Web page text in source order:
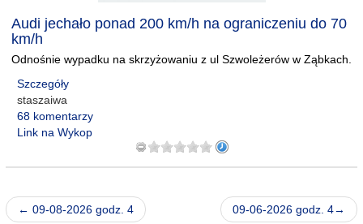
Audi jechało ponad 200 km/h na ograniczeniu do 70
km/h
Odnośnie wypadku na skrzyżowaniu z ul Szwoleżerów w Ząbkach.
Szczegóły
staszaiwa
68 komentarzy
Link na Wykop
← 09-08-2026 godz. 4 09-06-2026 godz. 4→